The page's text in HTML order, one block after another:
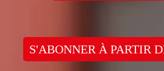
S'ABONNER À PARTIR